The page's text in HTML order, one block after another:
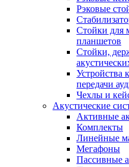
Рэковые
Стойки для
планшетов
Стойки,
Устройства
передачи
Чехлы и
Акустические
Активные
Комплекты
Линейные
Мегафоны
Пассивные